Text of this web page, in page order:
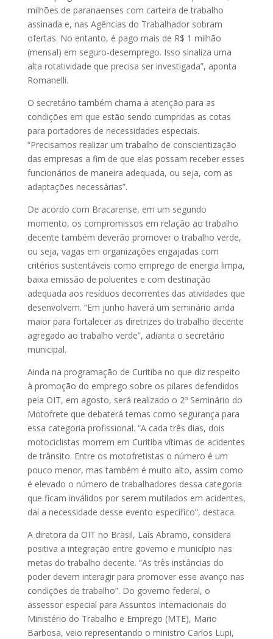
milhões de paranaenses com carteira de trabalho
assinada e, nas Agências do Trabalhador sobram
ofertas. No entanto, é pago mais de R$ 1 milhão
(mensal) em seguro-desemprego. Isso sinaliza uma
alta rotatividade que precisa ser investigada”, aponta
Romanelli.
O secretário também chama a atenção para as
condições em que estão sendo cumpridas as cotas
para portadores de necessidades especiais.
“Precisamos realizar um trabalho de conscientização
das empresas a fim de que elas possam receber esses
funcionários de maneira adequada, ou seja, com as
adaptações necessárias”.
De acordo com Bracarense, em um segundo
momento, os compromissos em relação ao trabalho
decente também deverão promover o trabalho verde,
ou seja, vagas em organizações engajadas com
critérios sustentáveis como emprego de energia limpa,
baixa emissão de poluentes e com destinação
adequada aos resíduos decorrentes das atividades que
desenvolvem. “Em junho haverá um seminário ainda
maior para fortalecer as diretrizes do trabalho decente
agregado ao trabalho verde”, adianta o secretário
municipal.
Ainda na programação de Curitiba no que diz respeito
à promoção do emprego sobre os pilares defendidos
pela OIT, em agosto, será realizado o 2º Seminário do
Motofrete que debaterá temas como segurança para
essa categoria profissional. “A cada três dias, dois
motociclistas morrem em Curitiba vítimas de acidentes
de trânsito. Entre os motofretistas o número é um
pouco menor, mas também é muito alto, assim como
é elevado o número de trabalhadores dessa categoria
que ficam inválidos por serem mutilados em acidentes,
daí a necessidade desse evento específico”, destaca.
A diretora da OIT no Brasil, Laís Abramo, considera
positiva a integração entre governo e município nas
metas do trabalho decente. “As três instâncias do
poder devem interagir para promover esse avanço nas
condições de trabalho”. Do governo federal, o
assessor especial para Assuntos Internacionais do
Ministério do Trabalho e Emprego (MTE), Mario
Barbosa, veio representando o ministro Carlos Lupi,